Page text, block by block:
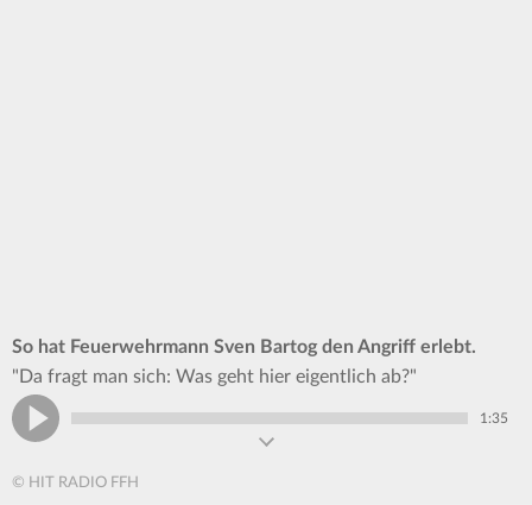
So hat Feuerwehrmann Sven Bartog den Angriff erlebt.
"Da fragt man sich: Was geht hier eigentlich ab?"
1:35
© HIT RADIO FFH